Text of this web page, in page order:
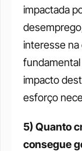
impactada
interesse na
impacto
esforço
5) Quanto
consegue